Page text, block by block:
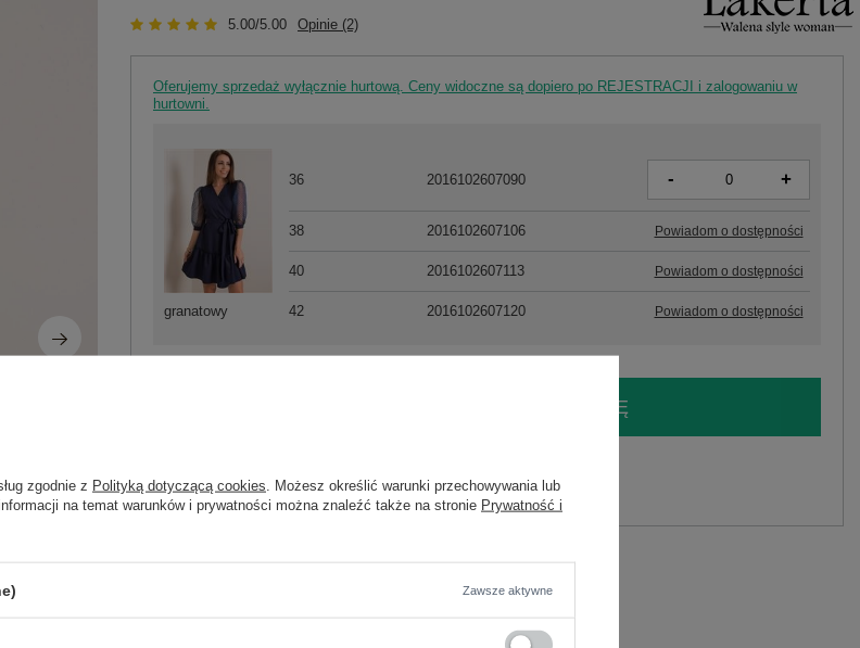
5.00/5.00 Opinie (2)
Oferujemy sprzedaż wyłącznie hurtową. Ceny widoczne są dopiero po REJESTRACJI i zalogowaniu w
hurtowni.
granatowy
36 2016102607090 - +
38 2016102607106 Powiadom o dostępności
40 2016102607113 Powiadom o dostępności
42 2016102607120 Powiadom o dostępności
ZALOGUJ SIĘ I ZOBACZ CENĘ
Zadzwoń+48 601 547 740 Zadaj pytanie
zgodnie z Polityką dotyczącą cookies . Możesz określić warunki przechowywania lub
na temat warunków i prywatności można znaleźć także na stronie Prywatność i
Zawsze aktywne